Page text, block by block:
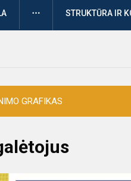
DAUGIAUSTRUKTŪRA IR
GRAFIKAS